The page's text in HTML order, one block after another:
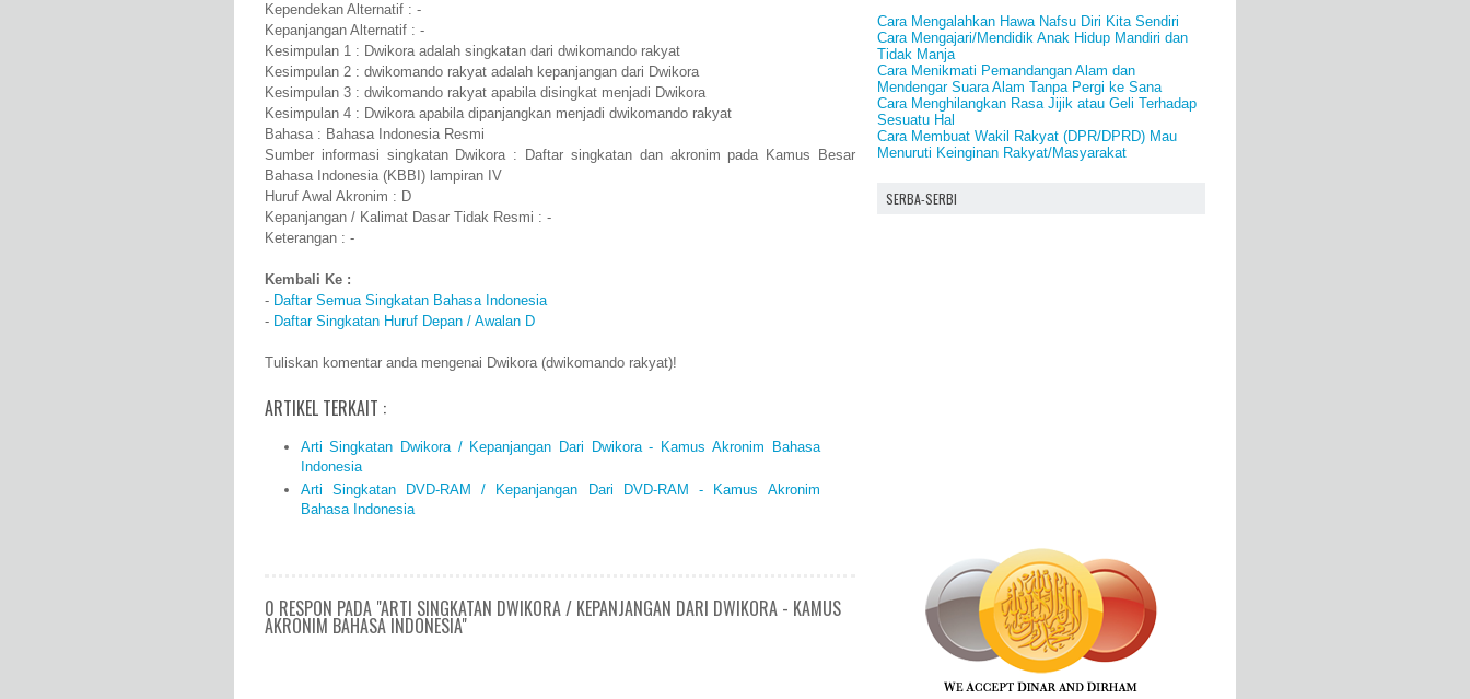
Kependekan Alternatif : -
Kepanjangan Alternatif : -
Kesimpulan 1 : Dwikora adalah singkatan dari dwikomando rakyat
Kesimpulan 2 : dwikomando rakyat adalah kepanjangan dari Dwikora
Kesimpulan 3 : dwikomando rakyat apabila disingkat menjadi Dwikora
Kesimpulan 4 : Dwikora apabila dipanjangkan menjadi dwikomando rakyat
Bahasa : Bahasa Indonesia Resmi
Sumber informasi singkatan Dwikora : Daftar singkatan dan akronim pada Kamus Besar
Bahasa Indonesia (KBBI) lampiran IV
Huruf Awal Akronim : D
Kepanjangan / Kalimat Dasar Tidak Resmi : -
Keterangan : -
Kembali Ke :
- Daftar Semua Singkatan Bahasa Indonesia
- Daftar Singkatan Huruf Depan / Awalan D
Tuliskan komentar anda mengenai Dwikora (dwikomando rakyat)!
ARTIKEL TERKAIT :
Arti Singkatan Dwikora / Kepanjangan Dari Dwikora - Kamus Akronim Bahasa
Indonesia
Arti Singkatan DVD-RAM / Kepanjangan Dari DVD-RAM - Kamus Akronim
Bahasa Indonesia
0 RESPON PADA "ARTI SINGKATAN DWIKORA / KEPANJANGAN DARI DWIKORA - KAMUS
AKRONIM BAHASA INDONESIA"
Cara Mengalahkan Hawa Nafsu Diri Kita Sendiri
Cara Mengajari/Mendidik Anak Hidup Mandiri dan
Tidak Manja
Cara Menikmati Pemandangan Alam dan
Mendengar Suara Alam Tanpa Pergi ke Sana
Cara Menghilangkan Rasa Jijik atau Geli Terhadap
Sesuatu Hal
Cara Membuat Wakil Rakyat (DPR/DPRD) Mau
Menuruti Keinginan Rakyat/Masyarakat
SERBA-SERBI